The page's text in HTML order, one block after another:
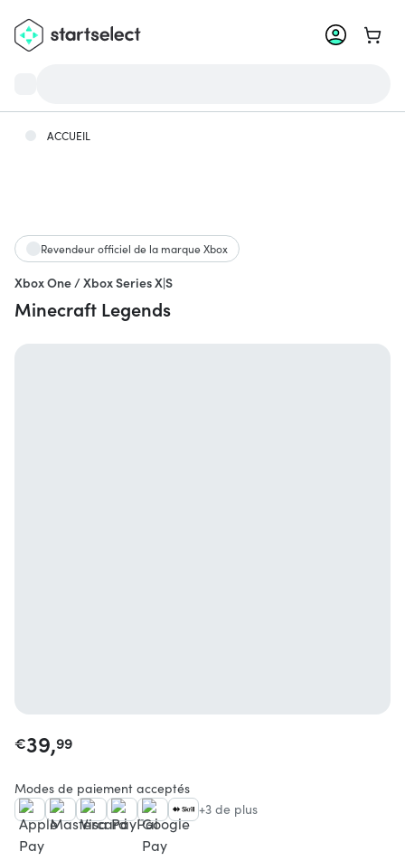
Aller
ACCUEIL
Revendeur officiel de la marque Xbox
Xbox One / Xbox Series X|S
Minecraft Legends
€39,99
Modes de paiement acceptés
+3 de plus